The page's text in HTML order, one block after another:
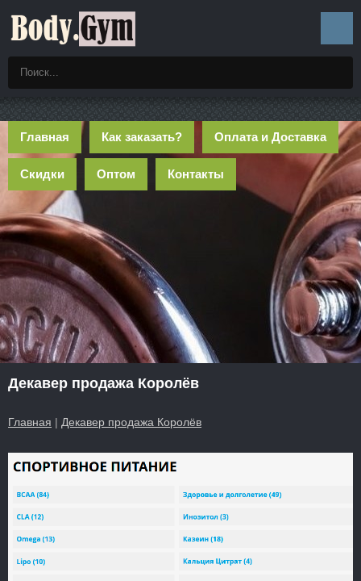
Главная Как заказать? Оплата и Доставка
Скидки Оптом Контакты
Декавер продажа Королёв
Главная | Декавер продажа Королёв